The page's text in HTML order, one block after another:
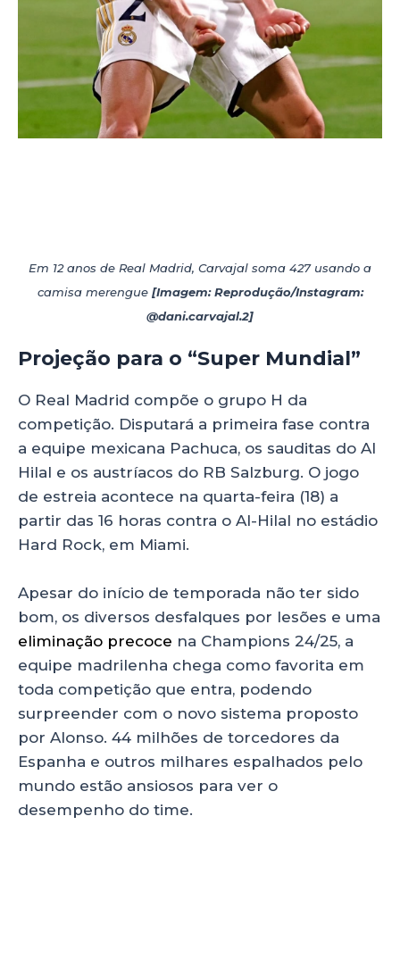
Em 12 anos de Real Madrid, Carvajal soma 427 usando a
camisa merengue[Imagem: Reprodução/Instagram:
@dani.carvajal.2]
Projeção para o “Super Mundial”
O Real Madrid compõe o grupo H da
competição. Disputará a primeira fase contra
a equipe mexicana Pachuca, os sauditas do Al
Hilal e os austríacos do RB Salzburg. O jogo
de estreia acontece na quarta-feira (18) a
partir das 16 horas contra o Al-Hilal no estádio
Hard Rock, em Miami.
Apesar do início de temporada não ter sido
bom, os diversos desfalques por lesões e uma
eliminação precoce na Champions 24/25, a
equipe madrilenha chega como favorita em
toda competição que entra, podendo
surpreender com o novo sistema proposto
por Alonso. 44 milhões de torcedores da
Espanha e outros milhares espalhados pelo
mundo estão ansiosos para ver o
desempenho do time.